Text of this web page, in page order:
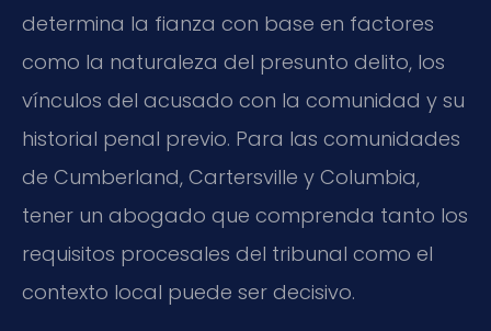
determina la fianza con base en factores
como la naturaleza del presunto delito, los
vínculos del acusado con la comunidad y su
historial penal previo. Para las comunidades
de Cumberland, Cartersville y Columbia,
tener un abogado que comprenda tanto los
requisitos procesales del tribunal como el
contexto local puede ser decisivo.